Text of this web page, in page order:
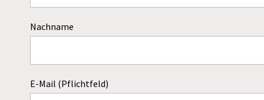
Nachname
E-Mail (Pflichtfeld)